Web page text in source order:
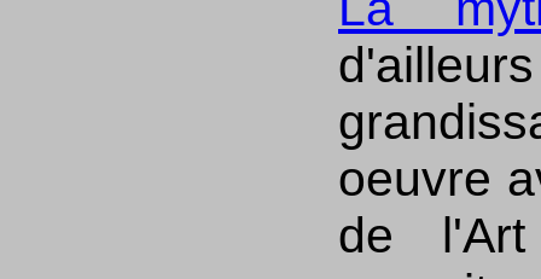
oeuvre
de l'Art